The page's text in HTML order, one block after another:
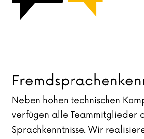
Neben hohen technischen
verfügen alle Teammitglieder
Sprachkenntnisse. Wir